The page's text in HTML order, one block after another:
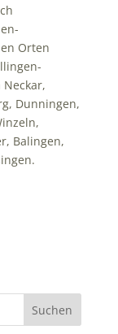
Orten
Dunningen,
Balingen,
Suchen